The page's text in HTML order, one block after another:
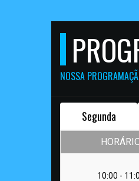
NOSSA
Segunda
10:00 -